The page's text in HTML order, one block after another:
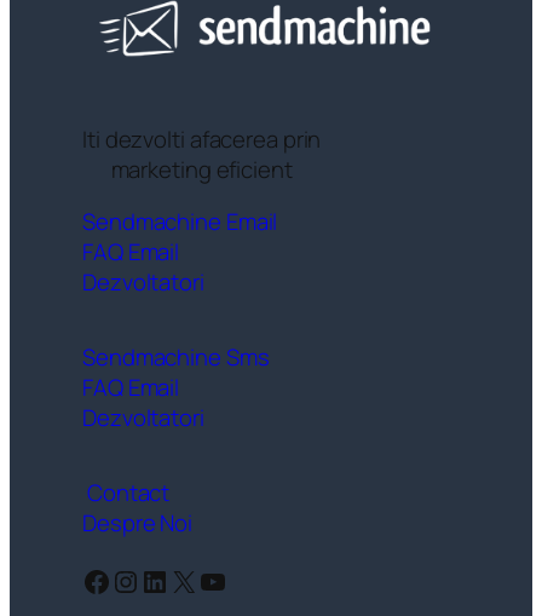
Iti dezvolti afacerea prin
marketing eficient
Sendmachine Email
FAQ Email
Dezvoltatori
Sendmachine Sms
FAQ Email
Dezvoltatori
Contact
Despre Noi
Facebook
Instagram
LinkedIn
X YouTube